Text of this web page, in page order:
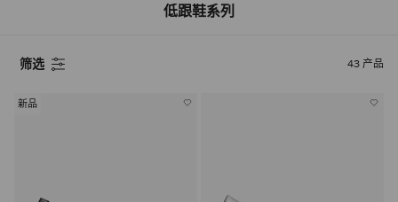
低跟鞋系列
筛选 43 产品
新品